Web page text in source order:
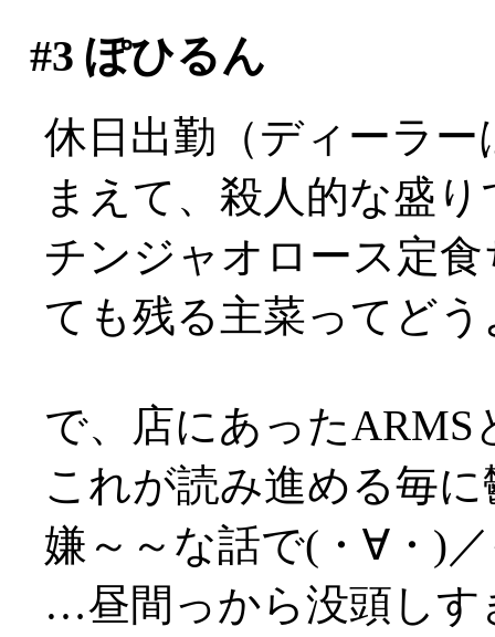
#3 ぽひるん
休日出勤（ディーラ
まえて、殺人的な盛
チンジャオロース定
ても残る主菜ってど
で、店にあった
これが読み進める毎
嫌～～な話で(・∀・)
…昼間っから没頭し